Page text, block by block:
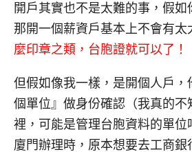
開戶其實也不是太難的事，假如
那開一個薪資戶基本上不會有太
麼印章之類，台胞證就可以了！
但假如像我一樣，是開個人戶，
個單位』做身份確認（我真的不
裡，可能是管理台胞資料的單位
廈門辦理時，原本想要去工商銀